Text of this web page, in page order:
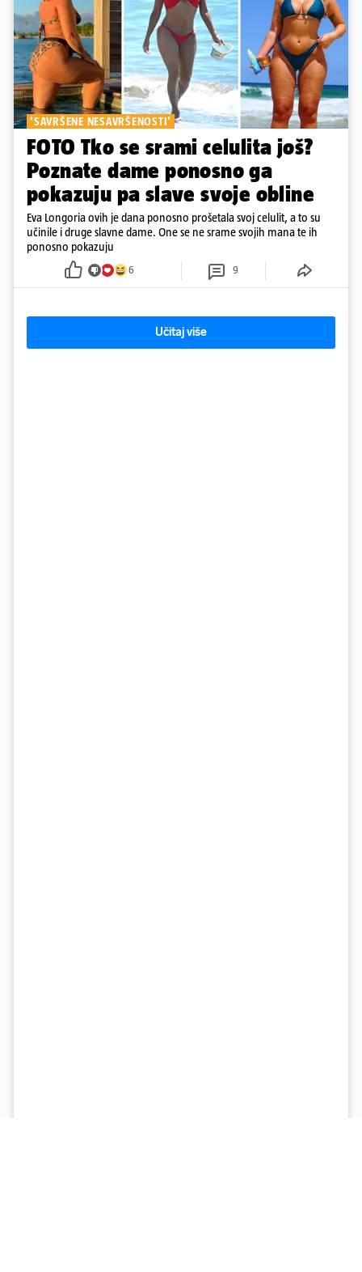
'SAVRŠENE NESAVRŠENOSTI'
FOTO Tko se srami celulita još?
Poznate dame ponosno ga
pokazuju pa slave svoje obline
Eva Longoria ovih je dana ponosno prošetala svoj celulit, a to su
učinile i druge slavne dame. One se ne srame svojih mana te ih
ponosno pokazuju
6 9
Učitaj više